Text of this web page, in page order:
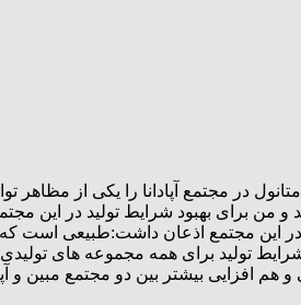
در مجتمع آپادانا را یکی از
و من برای بهبود شرایط تولید در
در این مجتمع اذعان داشت:طبیعی است
تولید برای همه مجموعه های
و هم افزایی بیشتر بین دو مجتمع